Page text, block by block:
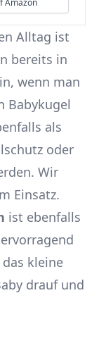
Amazon
Alltag ist
bereits in
wenn man
Babykugel
als
oder
Wir
Einsatz.
ist ebenfalls
kleine
drauf und